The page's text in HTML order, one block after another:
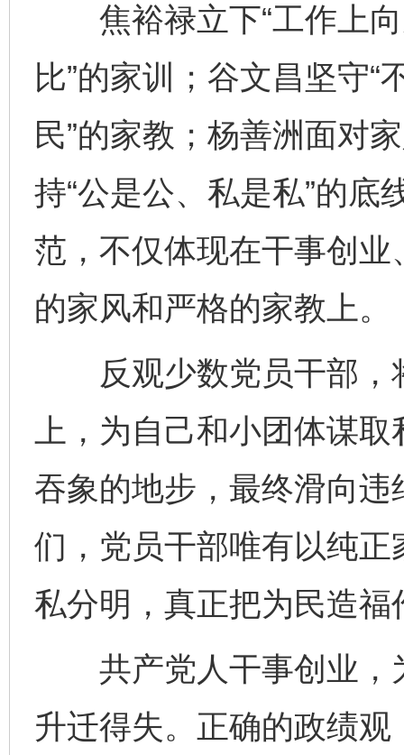
焦裕禄立下“工作上向
比”的家训；谷文昌坚守
民”的家教；杨善洲面对
持“公是公、私是私”的
范，不仅体现在干事创
的家风和严格的家教上。
反观少数党员干部，将
上，为自己和小团体谋
吞象的地步，最终滑向
们，党员干部唯有以纯
私分明，真正把为民造福
共产党人干事创业，
升迁得失。正确的政绩观